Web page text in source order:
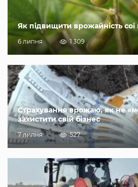
Як підвищити врожайність сої
6 липня 1 309
Страхування врожаю, як не
захистити свій бізнес
7 липня 527